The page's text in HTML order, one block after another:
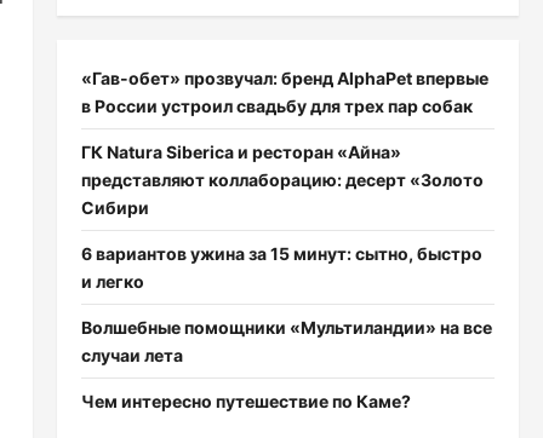
«Гав-обет» прозвучал: бренд AlphaPet впервые
в России устроил свадьбу для трех пар собак
ГК Natura Siberica и ресторан «Айна»
представляют коллаборацию: десерт «Золото
Сибири
6 вариантов ужина за 15 минут: сытно, быстро
и легко
Волшебные помощники «Мультиландии» на все
случаи лета
Чем интересно путешествие по Каме?